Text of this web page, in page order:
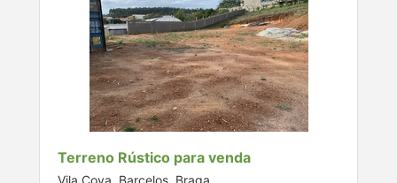
Terreno Rústico para venda
Vila Cova, Barcelos, Braga